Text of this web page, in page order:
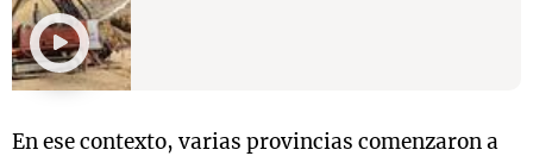
En ese contexto, varias provincias comenzaron a